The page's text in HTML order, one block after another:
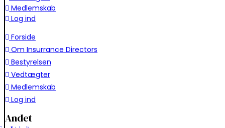
Medlemskab
Log ind
Forside
Om Insurrance Directors
Bestyrelsen
Vedtægter
Medlemskab
Log ind
Andet